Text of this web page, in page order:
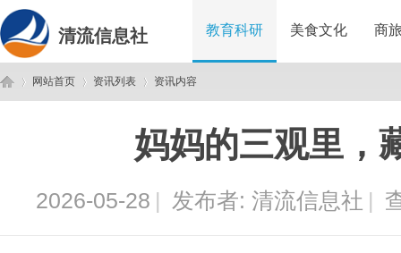
清流信息社 教育科研 美食文化 商
网站首页 资讯列表
›
资讯内容
妈妈的三观里，
2026-05-28 | 发布者: 清流信息社 |